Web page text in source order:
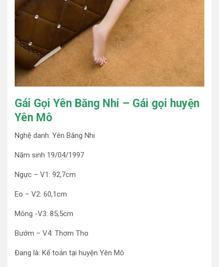
Gái Gọi Yên Băng Nhi – Gái gọi huyện
Yên Mô
Nghệ danh: Yên Băng Nhi
Năm sinh 19/04/1997
Ngực – V1: 92,7cm
Eo – V2: 60,1cm
Mông -V3: 85,5cm
Bướm – V4: Thơm Tho
Đang là: Kế toán tại huyện Yên Mô